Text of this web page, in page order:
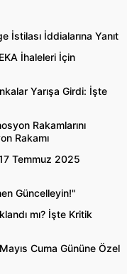
İstilası İddialarına Yanıt
İhaleleri İçin
Yarışa Girdi: İşte
Rakamlarını
Rakamı
Temmuz 2025
Güncelleyin!"
mı? İşte Kritik
Cuma Gününe Özel